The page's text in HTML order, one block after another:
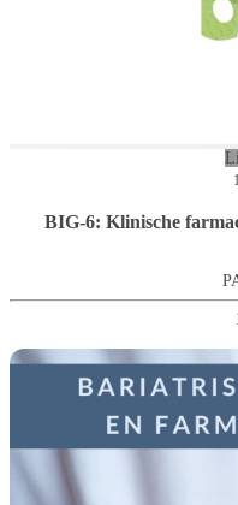
BIG-6: Klinische